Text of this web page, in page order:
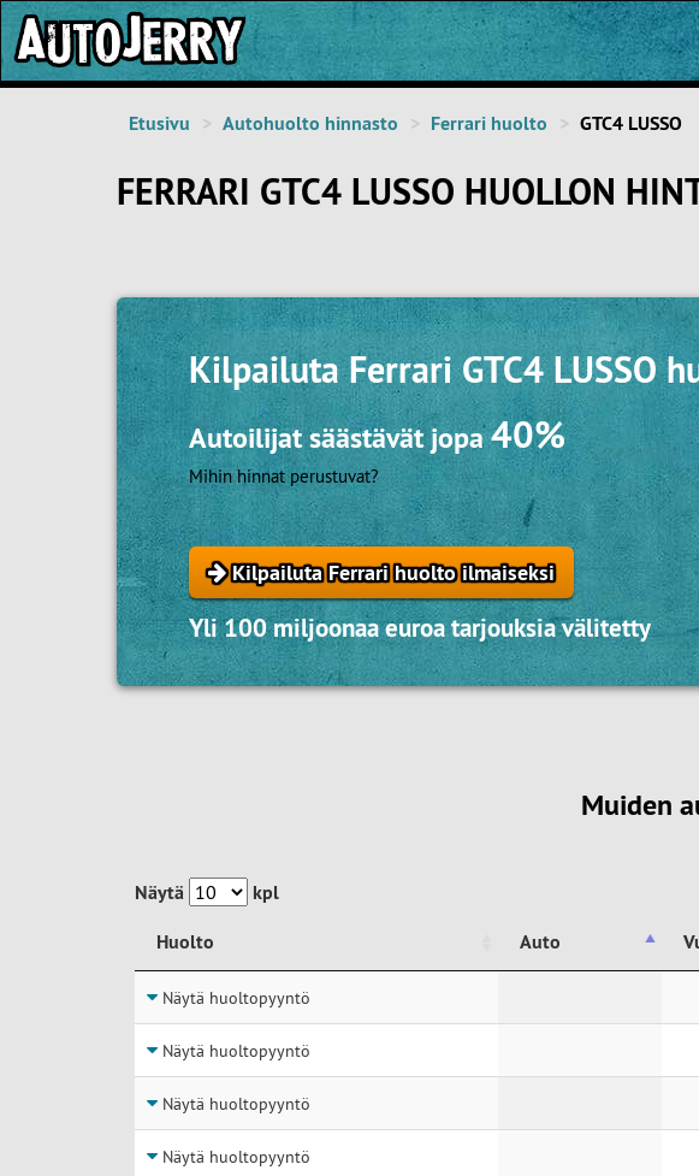
Etusivu Autohuolto hinnasto Ferrari huolto GTC4 LUSSO
FERRARI GTC4 LUSSO HUOLLON
KilpailutaFerrari GTC4 LUSSO
Autoilijat säästävät jopa40%
Mihin hinnat perustuvat?
Kilpailuta Ferrari huolto ilmaiseksi
Yli 100 miljoonaa euroa tarjouksia välitetty
Muiden
Näytä
kpl
Huolto
Auto
Huolto
Näytä huoltopyyntö
Näytä huoltopyyntö
Näytä huoltopyyntö
Näytä huoltopyyntö